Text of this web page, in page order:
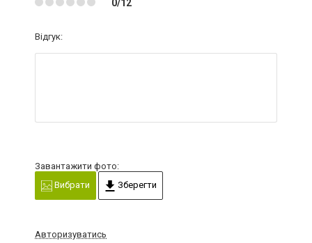
0/12
Відгук:
Завантажити фото:
Вибрати
Зберегти
Авторизуватись